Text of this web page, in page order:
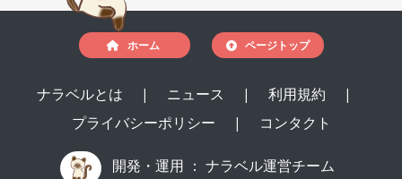
ホーム ページトップ
ナラベルとは | ニュース | 利用規約
|
プライバシーポリシー
| コンタクト
開発・運用 ： ナラベル運営チーム